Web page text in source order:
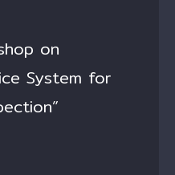
on
System for